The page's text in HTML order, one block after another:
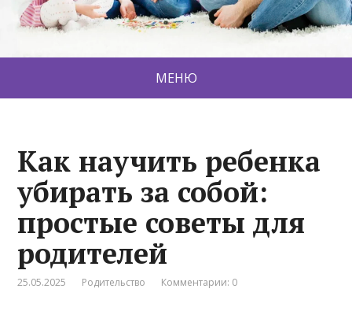
МЕНЮ
Как научить ребенка
убирать за собой:
простые советы для
родителей
25.05.2025 Родительство Комментарии: 0